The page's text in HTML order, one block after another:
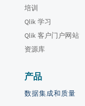
培训
Qlik 学习
Qlik 客户门户网站
资源库
产品
数据集成和质量